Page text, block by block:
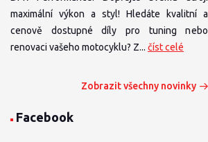
maximální výkon a styl! Hledáte kvalitní a
cenově dostupné díly pro tuning nebo
renovaci vašeho motocyklu? Z... číst celé
Zobrazit všechny novinky
Facebook